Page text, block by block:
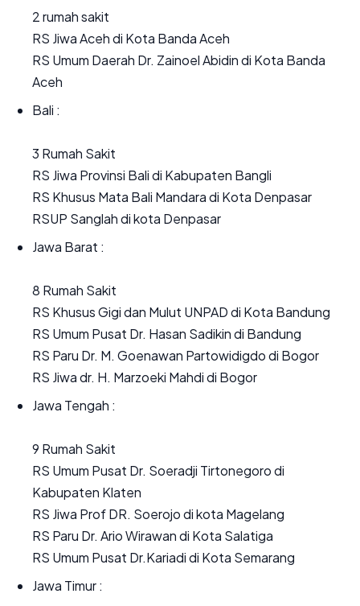
2 rumah sakit
RS Jiwa Aceh di Kota Banda Aceh
RS Umum Daerah Dr. Zainoel Abidin di Kota Banda
Aceh
Bali :
3 Rumah Sakit
RS Jiwa Provinsi Bali di Kabupaten Bangli
RS Khusus Mata Bali Mandara di Kota Denpasar
RSUP Sanglah di kota Denpasar
Jawa Barat :
8 Rumah Sakit
RS Khusus Gigi dan Mulut UNPAD di Kota Bandung
RS Umum Pusat Dr. Hasan Sadikin di Bandung
RS Paru Dr. M. Goenawan Partowidigdo di Bogor
RS Jiwa dr. H. Marzoeki Mahdi di Bogor
Jawa Tengah :
9 Rumah Sakit
RS Umum Pusat Dr. Soeradji Tirtonegoro di
Kabupaten Klaten
RS Jiwa Prof DR. Soerojo di kota Magelang
RS Paru Dr. Ario Wirawan di Kota Salatiga
RS Umum Pusat Dr.Kariadi di Kota Semarang
Jawa Timur :